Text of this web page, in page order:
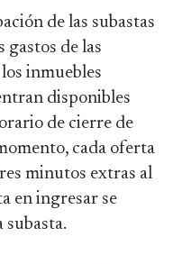
de las subastas
gastos de las
inmuebles
disponibles
de cierre de
cada oferta
minutos extras al
en ingresar se
subasta.